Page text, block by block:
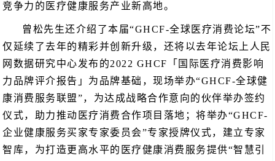
竞争力的医疗健康服务产业新高地。
曾松先生还介绍了本届“GHCF-全球医疗消费论坛”不
仅延续了去年的精彩并创新升级，还将以去年论坛上人民
网数据研究中心发布的2022 GHCF「国际医疗消费影响
力品牌评介报告」为品牌基础，现场举办“GHCF-全球健
康消费服务联盟”，为达成战略合作意向的伙伴举办签约
仪式，助力推动医疗消费合作项目落地；将举办“GHCF-
企业健康服务买家专家委员会”专家授牌仪式，建立专家
智库，为打造更高水平的医疗健康消费服务提供“智慧引